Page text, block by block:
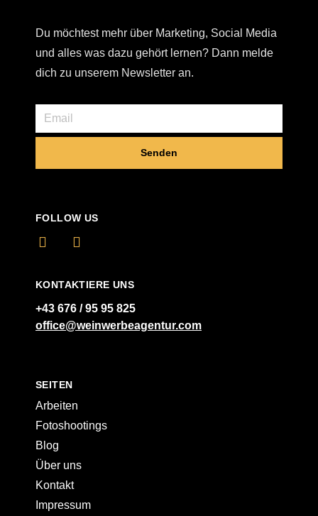
Du möchtest mehr über Marketing, Social Media
und alles was dazu gehört lernen? Dann melde
dich zu unserem Newsletter an.
Senden
FOLLOW US
KONTAKTIERE UNS
+43 676 / 95 95 825
office@weinwerbeagentur.com
SEITEN
Arbeiten
Fotoshootings
Blog
Über uns
Kontakt
Impressum